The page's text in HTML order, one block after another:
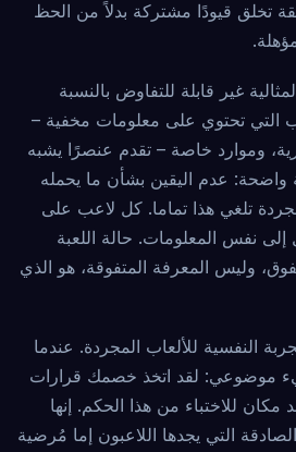
تخلق قيودًا مشتركة بدلاً من الحظ
غير قابلة للتفاوض بالنسبة
التي تحتوي على معلومات مخفية –
وموارد خاصة – تقدم عنصرًا يشبه
عدم اليقين بشأن ما يحمله
تلغي هذا تماما. كل لاعب على
نفس المعلومات. حالة اللعبة
وليس المعرفة المتفوقة، هو الذي
النفسية للألعاب المجردة. عندما
موضوعي: لقد اتخذ خصمك قرارات
للاختباء من هذا الحكم. إنها
التي يجدها اللاعبون إما مُرضية